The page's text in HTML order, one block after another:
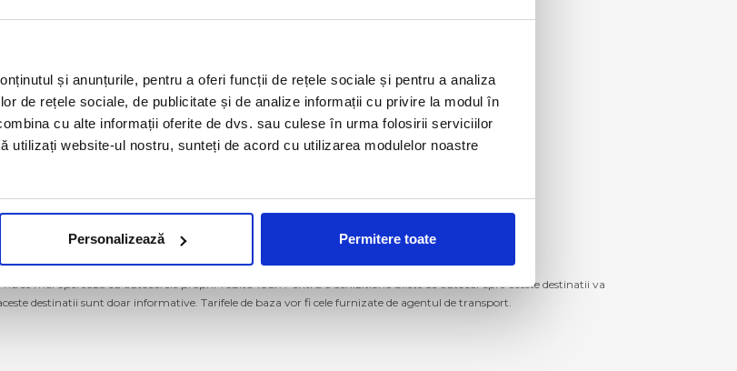
și anunțurile, pentru a oferi funcții de rețele sociale și pentru a analiza
de rețele sociale, de publicitate și de analize informații cu privire la modul în
cu alte informații oferite de dvs. sau culese în urma folosirii serviciilor
utilizați website-ul nostru, sunteți de acord cu utilizarea modulelor noastre
Personalizează Permitere toate
se mai operează cu autocarele proprii Tabita Tour. Pentru a achizitiona bilete de autocar spre aceste destinatii va
destinatii sunt doar informative. Tarifele de baza vor fi cele furnizate de agentul de transport.